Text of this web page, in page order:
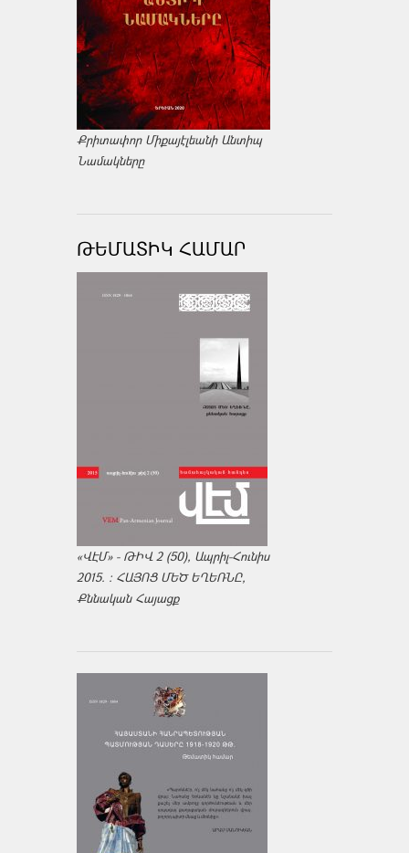
Քրիտափոր Միքայէլեանի Անտիպ
Նամակները
ԹԵՄԱՏԻԿ ՀԱՄԱՐ
«ՎԷՄ» - ԹԻՎ 2 (50), Ապրիլ-Հունիս
2015. : ՀԱՅՈՑ ՄԵԾ ԵՂԵՌՆԸ,
Քննական Հայացք